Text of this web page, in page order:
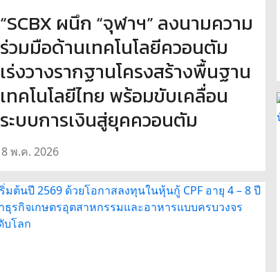
“SCBX ผนึก “จุฬาฯ” ลงนามความ
ร่วมมือด้านเทคโนโลยีควอนตัม
เร่งวางรากฐานโครงสร้างพื้นฐาน
เทคโนโลยีไทย พร้อมขับเคลื่อน
ระบบการเงินสู่ยุคควอนตัม
8 พ.ค. 2026